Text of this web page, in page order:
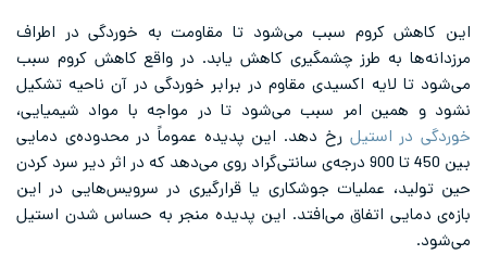
این کاهش کروم سبب می‌شود تا مقاومت به خوردگی در اطراف
مرزدانه‌ها به طرز چشمگیری کاهش یابد. در واقع کاهش کروم سبب
می‌شود تا لایه اکسیدی مقاوم در برابر خوردگی در آن ناحیه تشکیل
نشود و همین امر سبب می‌شود تا در مواجه با مواد شیمیایی،
خوردگی در استیل رخ دهد. این پدیده عموماً در محدوده‌ی دمایی
بین 450 تا 900 درجه‌ی سانتی‌گراد روی می‌دهد که در اثر دیر سرد کردن
حین تولید، عملیات جوشکاری یا قرارگیری در سرویس‌هایی در این
بازه‌ی دمایی اتفاق می‌افتد. این پدیده منجر به حساس شدن استیل
می‌شود.